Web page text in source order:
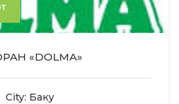
«DOLMA»
City: Баку